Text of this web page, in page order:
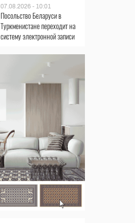
07.08.2026 - 10:01
Посольство Беларуси в
Туркменистане переходит на
систему электронной записи